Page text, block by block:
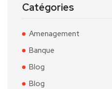
Catégories
Amenagement
Banque
Blog
Blog